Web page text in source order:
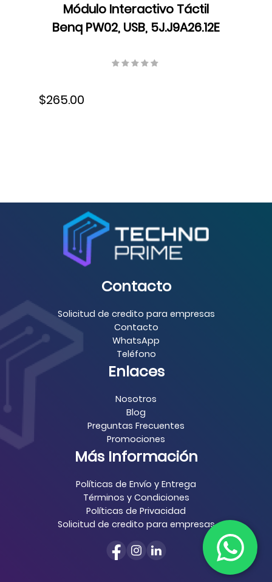
Módulo Interactivo Táctil
Benq PW02, USB, 5J.J9A26.12E
$265.00
Contacto
Solicitud de credito para empresas
Contacto
WhatsApp
Teléfono
Enlaces
Nosotros
Blog
Preguntas Frecuentes
Promociones
Más Información
Políticas de Envío y Entrega
Términos y Condiciones
Políticas de Privacidad
Solicitud de credito para empresas